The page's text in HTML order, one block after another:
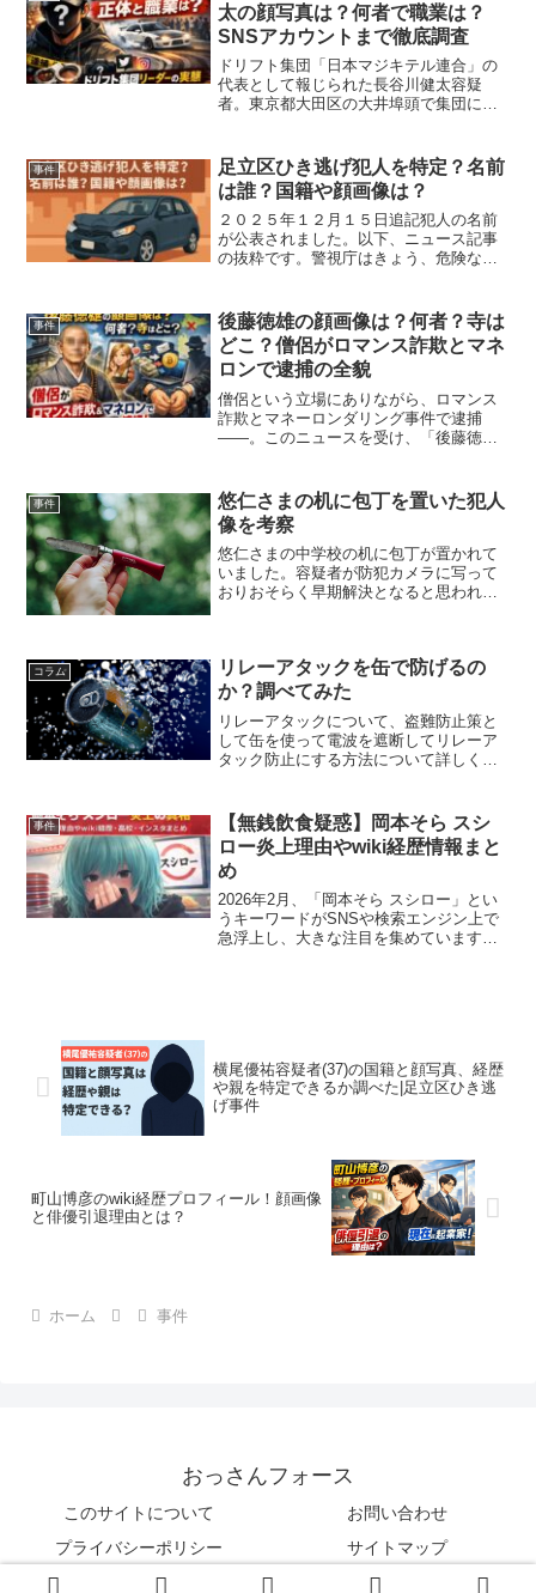
太の顔写真は？何者で職業は？
SNSアカウントまで徹底調査
ドリフト集団「日本マジキテル連合」の
代表として報じられた長谷川健太容疑
者。東京都大田区の大井埠頭で集団によ
ト上では「長谷川健太の顔写真は公開さ
れているの？」「そもそも何...
事件
足立区ひき逃げ犯人を特定？名前
は誰？国籍や顔画像は？
２０２５年１２月１５日追記犯人の名前
が公表されました。以下、ニュース記事
の抜粋です。警視庁はきょう、危険な運
いで職業不詳の横尾優祐容疑者を逮捕し
ました。横尾容疑者は先月...
事件
後藤徳雄の顔画像は？何者？寺は
どこ？僧侶がロマンス詐欺とマネ
ロンで逮捕の全貌
僧侶という立場にありながら、ロマンス
詐欺とマネーロンダリング事件で逮捕
——。このニュースを受け、「後藤徳雄
います。本記事では、・顔画像の公開状
況・後藤徳雄とは何者か（経...
事件
悠仁さまの机に包丁を置いた犯人
像を考察
悠仁さまの中学校の机に包丁が置かれて
いました。容疑者が防犯カメラに写って
おりおそらく早期解決となると思われま
リンク悠仁さまの机に包丁...
コラム
リレーアタックを缶で防げるの
か？調べてみた
リレーアタックについて、盗難防止策と
して缶を使って電波を遮断してリレーア
タック防止にする方法について詳しく調
対策も詳しく知りたいという方はこちら
の記事をご覧くさい。⇒リ...
事件
【無銭飲食疑惑】岡本そら スシ
ロー炎上理由やwiki経歴情報まと
め
2026年2月、「岡本そら スシロー」とい
うキーワードがSNSや検索エンジン上で
急浮上し、大きな注目を集めています。
横尾優祐容疑者(37)の国籍と顔写真、経歴
や親を特定できるか調べた|足立区ひき逃
げ事件
町山博彦のwiki経歴プロフィール！顔画像
と俳優引退理由とは？
ホーム 事件
おっさんフォース
このサイトについて
お問い合わせ
プライバシーポリシー
サイトマップ